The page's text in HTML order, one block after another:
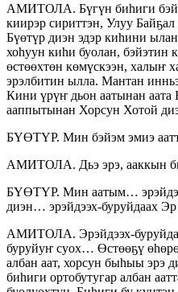
АМИТОЛА. Бүгүн биһиги
киирэр сириттэн, Улуу
Бүөтүр диэн эдэр киһини
хоһуун киһи буолан, бэйэтин
өстөөхтөн көмүскээн, халыҥ
эрэлбитин ылла. Мантан
Кини үрүҥ дьон аатынан аата
ааппытынан Хорсун Хотой
БҮӨТҮР. Мин бэйэм эмиэ
АМИТОЛА. Дьэ эрэ, ааккын
БҮӨТҮР. Мин аатым…
диэн… эрэйдээх-буруйдаах
АМИТОЛА. Эрэйдээх-
буруйуҥ суох… Өстөөҕү
албан аат, хорсун быһыы эрэ
биһиги ортобутугар албан